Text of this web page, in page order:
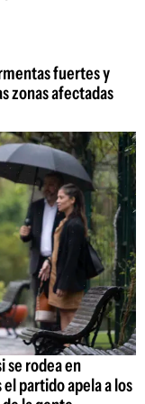
fuertes y
zonas afectadas
se rodea en
partido apela a los